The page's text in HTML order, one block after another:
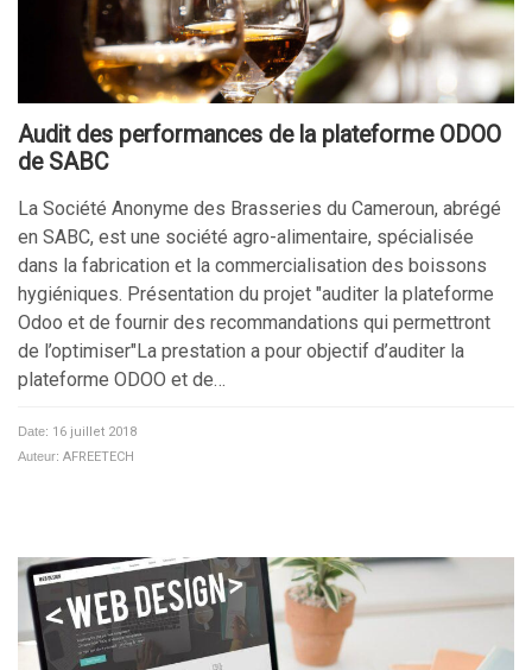
Audit des performances de la plateforme ODOO
de SABC
La Société Anonyme des Brasseries du Cameroun, abrégé
en SABC, est une société agro-alimentaire, spécialisée
dans la fabrication et la commercialisation des boissons
hygiéniques. Présentation du projet "auditer la plateforme
Odoo et de fournir des recommandations qui permettront
de l’optimiser"La prestation a pour objectif d’auditer la
plateforme ODOO et de…
Date: 16 juillet 2018
Auteur: AFREETECH